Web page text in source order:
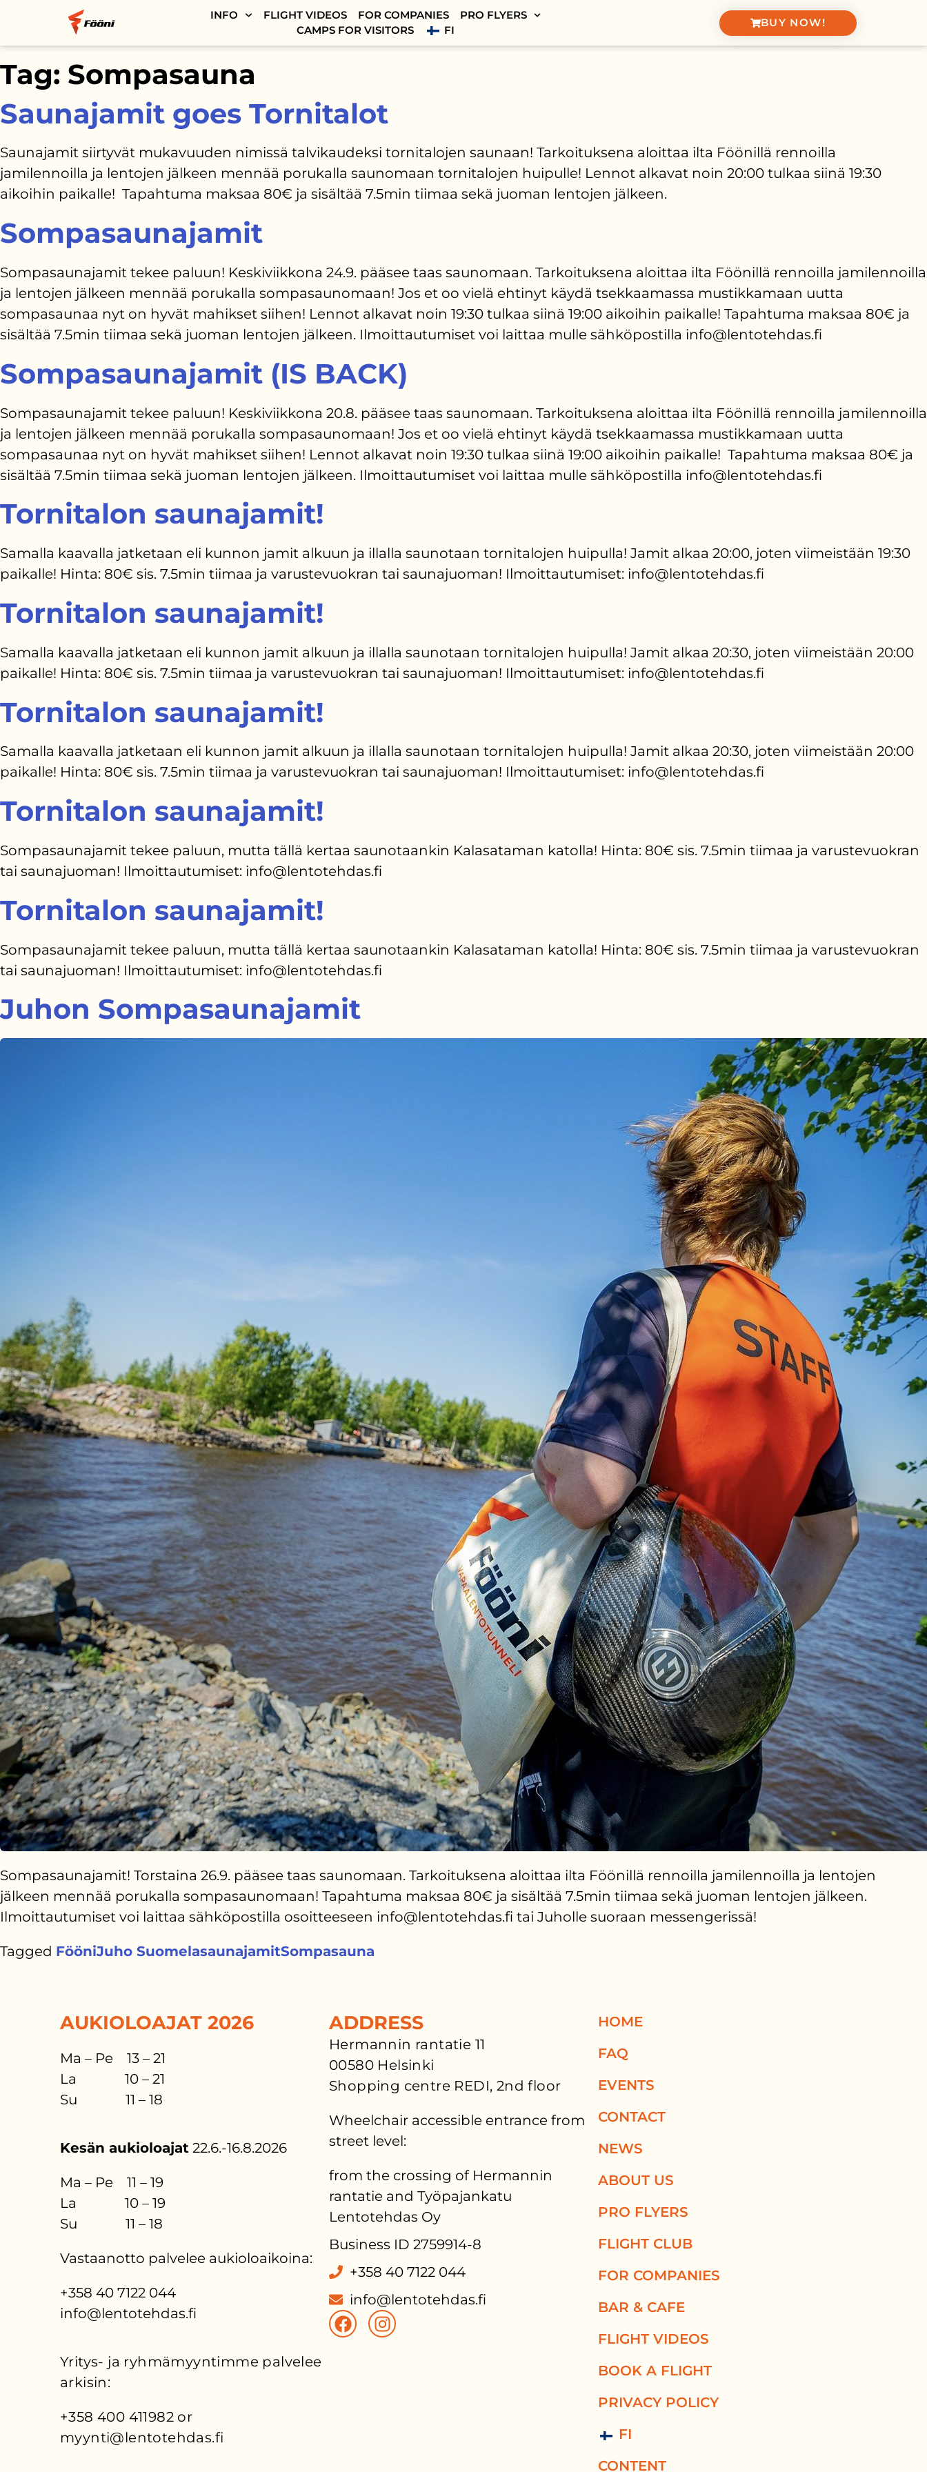
INFO FLIGHT VIDEOS FOR COMPANIES
PRO FLYERS
CAMPS FOR VISITORS
FI
BUY NOW!
Tag: Sompasauna
Saunajamit goes Tornitalot
Saunajamit siirtyvät mukavuuden nimissä talvikaudeksi tornitalojen saunaan! Tarkoituksena aloittaa ilta Föönillä rennoilla
jamilennoilla ja lentojen jälkeen mennää porukalla saunomaan tornitalojen huipulle! Lennot alkavat noin 20:00 tulkaa siinä 19:30
aikoihin paikalle! Tapahtuma maksaa 80€ ja sisältää 7.5min tiimaa sekä juoman lentojen jälkeen.
Sompasaunajamit
Sompasaunajamit tekee paluun! Keskiviikkona 24.9. pääsee taas saunomaan. Tarkoituksena aloittaa ilta Föönillä rennoilla jamilennoilla
ja lentojen jälkeen mennää porukalla sompasaunomaan! Jos et oo vielä ehtinyt käydä tsekkaamassa mustikkamaan uutta
sompasaunaa nyt on hyvät mahikset siihen! Lennot alkavat noin 19:30 tulkaa siinä 19:00 aikoihin paikalle! Tapahtuma maksaa 80€ ja
sisältää 7.5min tiimaa sekä juoman lentojen jälkeen. Ilmoittautumiset voi laittaa mulle sähköpostilla info@lentotehdas.fi
Sompasaunajamit (IS BACK)
Sompasaunajamit tekee paluun! Keskiviikkona 20.8. pääsee taas saunomaan. Tarkoituksena aloittaa ilta Föönillä rennoilla jamilennoilla
ja lentojen jälkeen mennää porukalla sompasaunomaan! Jos et oo vielä ehtinyt käydä tsekkaamassa mustikkamaan uutta
sompasaunaa nyt on hyvät mahikset siihen! Lennot alkavat noin 19:30 tulkaa siinä 19:00 aikoihin paikalle! Tapahtuma maksaa 80€ ja
sisältää 7.5min tiimaa sekä juoman lentojen jälkeen. Ilmoittautumiset voi laittaa mulle sähköpostilla info@lentotehdas.fi
Tornitalon saunajamit!
Samalla kaavalla jatketaan eli kunnon jamit alkuun ja illalla saunotaan tornitalojen huipulla! Jamit alkaa 20:00, joten viimeistään 19:30
paikalle! Hinta: 80€ sis. 7.5min tiimaa ja varustevuokran tai saunajuoman! Ilmoittautumiset: info@lentotehdas.fi
Tornitalon saunajamit!
Samalla kaavalla jatketaan eli kunnon jamit alkuun ja illalla saunotaan tornitalojen huipulla! Jamit alkaa 20:30, joten viimeistään 20:00
paikalle! Hinta: 80€ sis. 7.5min tiimaa ja varustevuokran tai saunajuoman! Ilmoittautumiset: info@lentotehdas.fi
Tornitalon saunajamit!
Samalla kaavalla jatketaan eli kunnon jamit alkuun ja illalla saunotaan tornitalojen huipulla! Jamit alkaa 20:30, joten viimeistään 20:00
paikalle! Hinta: 80€ sis. 7.5min tiimaa ja varustevuokran tai saunajuoman! Ilmoittautumiset: info@lentotehdas.fi
Tornitalon saunajamit!
Sompasaunajamit tekee paluun, mutta tällä kertaa saunotaankin Kalasataman katolla! Hinta: 80€ sis. 7.5min tiimaa ja varustevuokran
tai saunajuoman! Ilmoittautumiset: info@lentotehdas.fi
Tornitalon saunajamit!
Sompasaunajamit tekee paluun, mutta tällä kertaa saunotaankin Kalasataman katolla! Hinta: 80€ sis. 7.5min tiimaa ja varustevuokran
tai saunajuoman! Ilmoittautumiset: info@lentotehdas.fi
Juhon Sompasaunajamit
Sompasaunajamit! Torstaina 26.9. pääsee taas saunomaan. Tarkoituksena aloittaa ilta Föönillä rennoilla jamilennoilla ja lentojen
jälkeen mennää porukalla sompasaunomaan! Tapahtuma maksaa 80€ ja sisältää 7.5min tiimaa sekä juoman lentojen jälkeen.
Ilmoittautumiset voi laittaa sähköpostilla osoitteeseen info@lentotehdas.fi tai Juholle suoraan messengerissä!
Tagged FööniJuho SuomelasaunajamitSompasauna
AUKIOLOAJAT 2026
Ma – Pe 13 – 21
La 10 – 21
Su 11 – 18
Kesän aukioloajat 22.6.-16.8.2026
Ma – Pe 11 – 19
La 10 – 19
Su 11 – 18
Vastaanotto palvelee aukioloaikoina:
+358 40 7122 044
info@lentotehdas.fi
Yritys- ja ryhmämyyntimme palvelee
arkisin:
+358 400 411982 or
myynti@lentotehdas.fi
ADDRESS
Hermannin rantatie 11
00580 Helsinki
Shopping centre REDI, 2nd floor
Wheelchair accessible entrance from
street level:
from the crossing of Hermannin
rantatie and Työpajankatu
Lentotehdas Oy
Business ID 2759914-8
+358 40 7122 044
info@lentotehdas.fi
HOME
FAQ
EVENTS
CONTACT
NEWS
ABOUT US
PRO FLYERS
FLIGHT CLUB
FOR COMPANIES
BAR & CAFE
FLIGHT VIDEOS
BOOK A FLIGHT
PRIVACY POLICY
FI
CONTENT